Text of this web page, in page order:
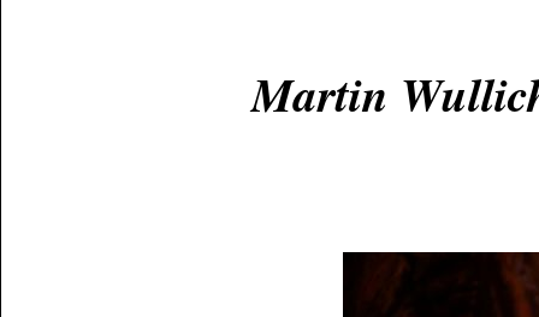
Martin